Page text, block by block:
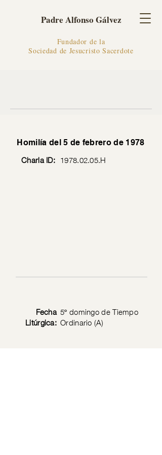
Padre Alfonso Gálvez
Fundador de la
Sociedad de Jesucristo Sacerdote
Homilía del 5 de febrero de 1978
Charla ID: 1978.02.05.H
Fecha
Litúrgica:
5º domingo de Tiempo
Ordinario (A)